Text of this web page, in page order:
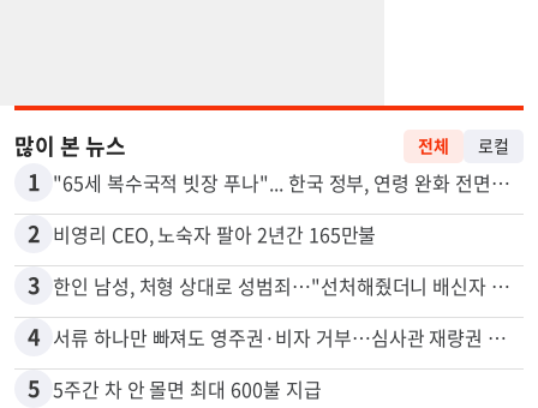
많이 본 뉴스 전체 로컬
1 "65세 복수국적 빗장 푸나"... 한국 정부, 연령 완화 전면 추진
2 비영리 CEO, 노숙자 팔아 2년간 165만불
3 한인 남성, 처형 상대로 성범죄…"선처해줬더니 배신자 취급"
4 서류 하나만 빠져도 영주권·비자 거부…심사관 재량권 대폭 확대
5 5주간 차 안 몰면 최대 600불 지급